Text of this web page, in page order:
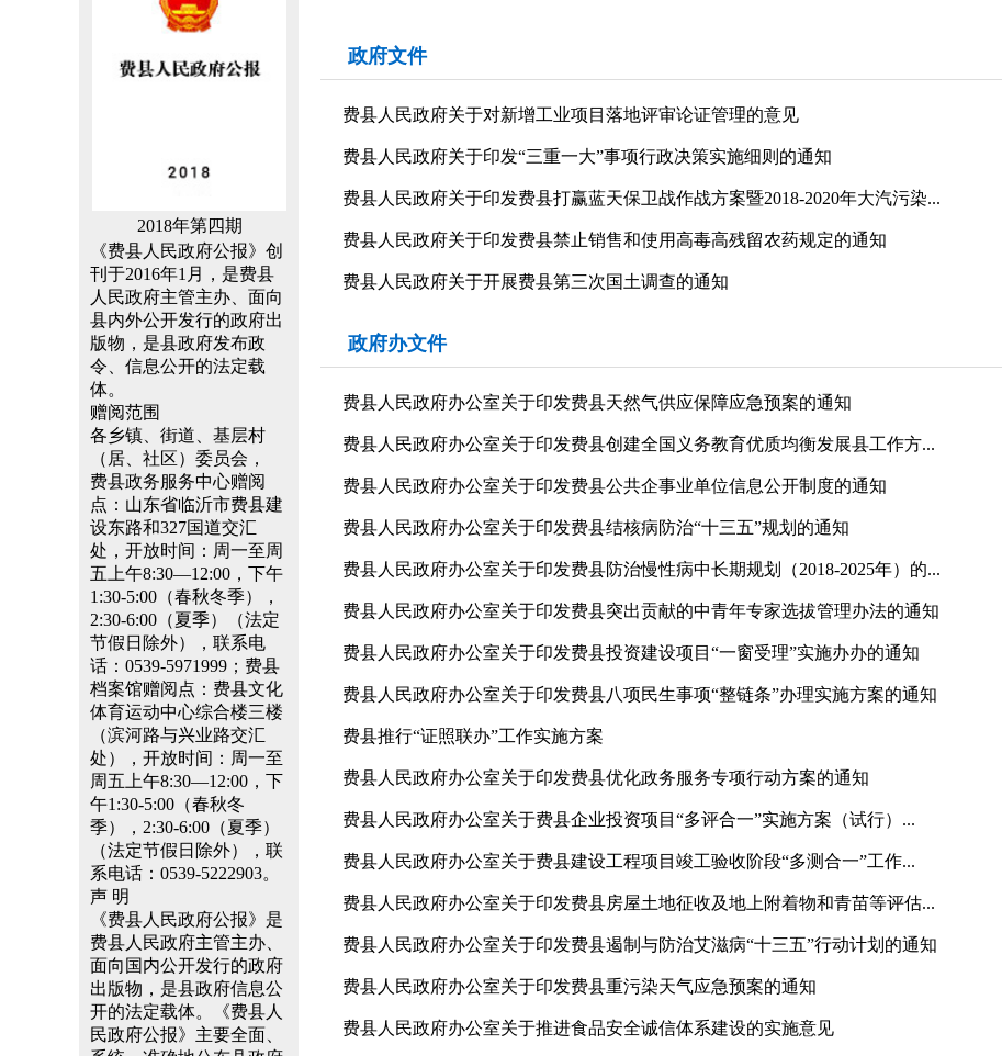
2018年第四期
《费县人民政府公报》创
刊于2016年1月，是费县
人民政府主管主办、面向
县内外公开发行的政府出
版物，是县政府发布政
令、信息公开的法定载
体。
赠阅范围
各乡镇、街道、基层村
（居、社区）委员会，
费县政务服务中心赠阅
点：山东省临沂市费县建
设东路和327国道交汇
处，开放时间：周一至周
五上午8:30—12:00，下午
1:30-5:00（春秋冬季），
2:30-6:00（夏季）（法定
节假日除外），联系电
话：0539-5971999；费县
档案馆赠阅点：费县文化
体育运动中心综合楼三楼
（滨河路与兴业路交汇
处），开放时间：周一至
周五上午8:30—12:00，下
午1:30-5:00（春秋冬
季），2:30-6:00（夏季）
（法定节假日除外），联
系电话：0539-5222903。
声 明
《费县人民政府公报》是
费县人民政府主管主办、
面向国内公开发行的政府
出版物，是县政府信息公
开的法定载体。《费县人
民政府公报》主要全面、
政府文件
费县人民政府关于对新增工业项目落地评审论证管理的意见
费县人民政府关于印发“三重一大”事项行政决策实施细则的通知
费县人民政府关于印发费县打赢蓝天保卫战作战方案暨2018-2020年大汽污染...
费县人民政府关于印发费县禁止销售和使用高毒高残留农药规定的通知
费县人民政府关于开展费县第三次国土调查的通知
政府办文件
费县人民政府办公室关于印发费县天然气供应保障应急预案的通知
费县人民政府办公室关于印发费县创建全国义务教育优质均衡发展县工作方...
费县人民政府办公室关于印发费县公共企事业单位信息公开制度的通知
费县人民政府办公室关于印发费县结核病防治“十三五”规划的通知
费县人民政府办公室关于印发费县防治慢性病中长期规划（2018-2025年）的...
费县人民政府办公室关于印发费县突出贡献的中青年专家选拔管理办法的通知
费县人民政府办公室关于印发费县投资建设项目“一窗受理”实施办办的通知
费县人民政府办公室关于印发费县八项民生事项“整链条”办理实施方案的通知
费县推行“证照联办”工作实施方案
费县人民政府办公室关于印发费县优化政务服务专项行动方案的通知
费县人民政府办公室关于费县企业投资项目“多评合一”实施方案（试行）...
费县人民政府办公室关于费县建设工程项目竣工验收阶段“多测合一”工作...
费县人民政府办公室关于印发费县房屋土地征收及地上附着物和青苗等评估...
费县人民政府办公室关于印发费县遏制与防治艾滋病“十三五”行动计划的通知
费县人民政府办公室关于印发费县重污染天气应急预案的通知
费县人民政府办公室关于推进食品安全诚信体系建设的实施意见